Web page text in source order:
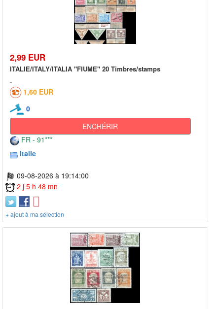
2,99 EUR
ITALIE/ITALY/ITALIA "FIUME" 20 Timbres/stamps
1,60 EUR
0
ENCHÉRIR
FR - 91***
Italie
09-08-2026 à 19:14:00
2 j 5 h 48 mn
+ ajout à ma sélection